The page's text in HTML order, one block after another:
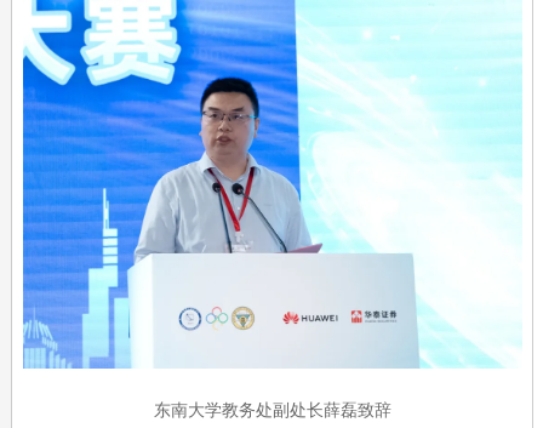
东南大学教务处副处长薛磊致辞